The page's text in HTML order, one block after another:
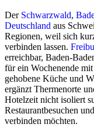
Der Schwarzwald,
Deutschland aus
Regionen, weil sich
verbinden lassen.
erreichbar, Baden-
für ein Wochenende
gehobene Küche und
ergänzt Thermenorte
Hotelzeit nicht isoliert
Restaurantbesuchen
verbinden möchten.